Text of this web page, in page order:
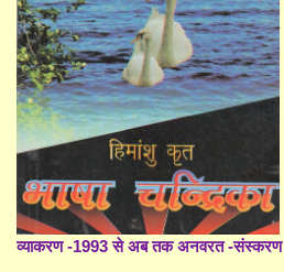
व्याकरण -1993 से अब तक अनवरत -संस्करण